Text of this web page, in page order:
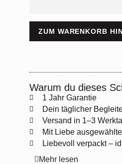
ZUM WARENKORB
Warum du dieses
1 Jahr Garantie
Dein täglicher
Versand in 1–3
Mit Liebe
Liebevoll verpackt –
Mehr lesen